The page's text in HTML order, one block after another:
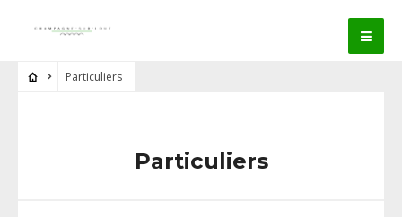
Particuliers
Particuliers